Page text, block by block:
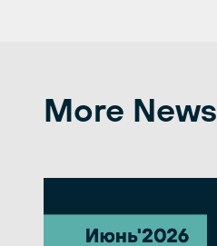
More News